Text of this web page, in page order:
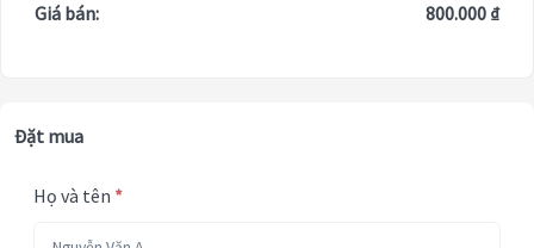
Giá bán: 800.000 ₫
Đặt mua
Họ và tên *